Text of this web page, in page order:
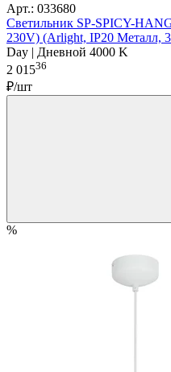
Арт.: 033680
Светильник SP-SPICY-
230V) (Arlight, IP20 Металл,
Day | Дневной 4000 K
2 01536
₽/шт
%